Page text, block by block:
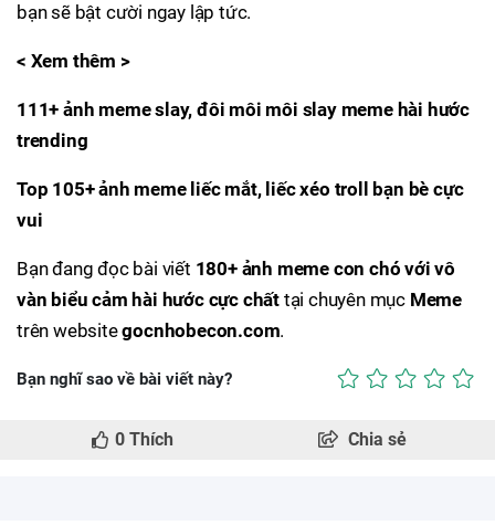
bạn sẽ bật cười ngay lập tức.
< Xem thêm >
111+ ảnh meme slay, đôi môi môi slay meme hài hước
trending
Top 105+ ảnh meme liếc mắt, liếc xéo troll bạn bè cực
vui
Bạn đang đọc bài viết 180+ ảnh meme con chó với vô
vàn biểu cảm hài hước cực chất tại chuyên mục Meme
trên websitegocnhobecon.com.
Bạn nghĩ sao về bài viết này?
0 Thích Chia sẻ